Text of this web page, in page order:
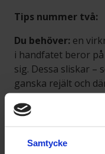
Samtycke
Tips nummer två:
Du behöver: en
i handfatet beror
sig. Dessa sliskar –
ganska rejält och
verktyg för att
alldeles perfekt.
runt till dess att